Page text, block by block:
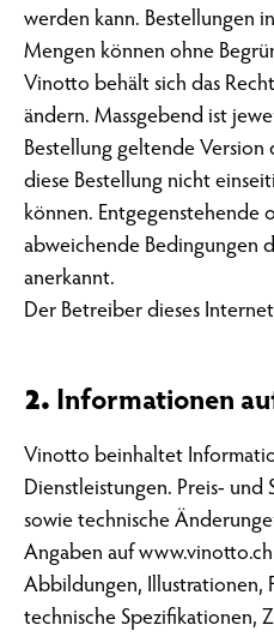
werden kann. Bestellungen
Mengen können ohne
Vinotto behält sich das
ändern. Massgebend ist
Bestellung geltende Version
diese Bestellung nicht
können. Entgegenstehende
abweichende Bedingungen
anerkannt.
Der Betreiber dieses
2. Informationen
Vinotto beinhaltet
Dienstleistungen. Preis- und
sowie technische
Angaben auf
Abbildungen, Illustrationen,
technische Spezifikationen,